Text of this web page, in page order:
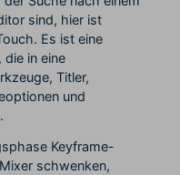
sind, hier ist
Es ist eine
in eine
Titler,
und
Keyframe-
schwenken,